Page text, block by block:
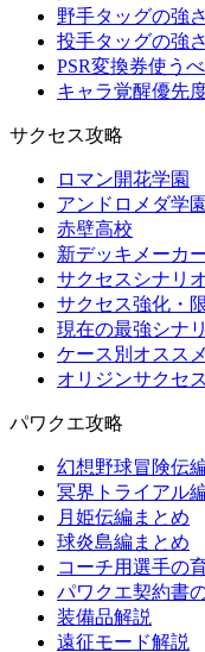
野手タッグの強
投手タッグの強
PSR変換券使う
キャラ覚醒優先
サクセス攻略
ロマン開花学園
アンドロメダ学
赤壁高校
新デッキメーカ
サクセスシナリ
サクセス強化・
現在の最強シナ
ケース別オスス
オリジンサクセ
パワクエ攻略
幻想野球冒険伝
冥界トライアル
月姫伝編まとめ
球炎島編まとめ
コーチ用選手の
パワクエ契約書
装備品解説
遠征モード解説